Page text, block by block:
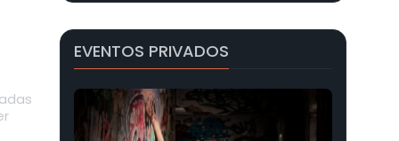
EVENTOS PRIVADOS